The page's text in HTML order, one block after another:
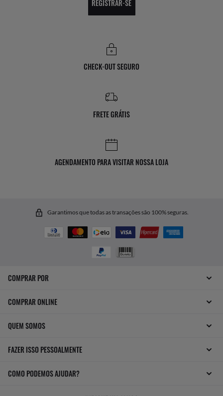
REGISTRAR-SE
CHECK-OUT SEGURO
FRETE GRÁTIS
AGENDAMENTO PARA VISITAR NOSSA LOJA
Garantimos que todas as transações são 100% seguras.
COMPRAR POR
COMPRAR ONLINE
QUEM SOMOS
FAZER ISSO PESSOALMENTE
COMO PODEMOS AJUDAR?